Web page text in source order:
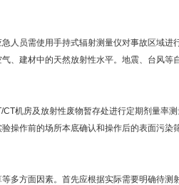
人员需使用手持式辐射测量仪对事故区域进
、建材中的天然放射性水平。地震、台风等
机房及放射性废物暂存处进行定期剂量率
操作前的场所本底确认和操作后的表面污染筛
多方面因素。首先应根据实际需要明确待测